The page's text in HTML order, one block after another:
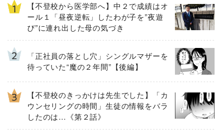
【不登校から医学部へ】中２で成績はオ
ール１「昼夜逆転」したわが子を”夜遊
び”に連れ出した母の気づき
「正社員の落とし穴」シングルマザーを
待っていた“魔の２年間”【後編】
【不登校のきっかけは先生でした】「カ
ウンセリングの時間」生徒の情報をバラ
したのは…《第２話》